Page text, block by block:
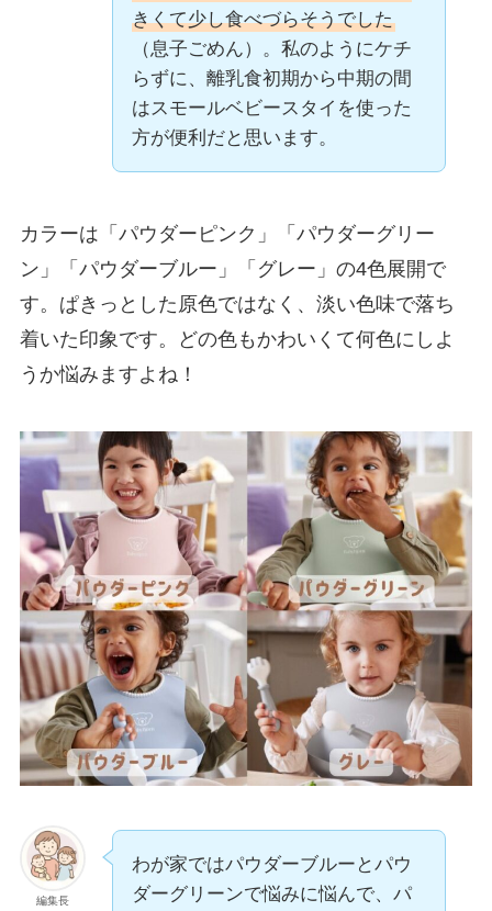
きくて少し食べづらそうでした
（息子ごめん）。私のようにケチ
らずに、離乳食初期から中期の間
はスモールベビースタイを使った
方が便利だと思います。
カラーは「パウダーピンク」「パウダーグリー
ン」「パウダーブルー」「グレー」の4色展開で
す。ぱきっとした原色ではなく、淡い色味で落ち
着いた印象です。どの色もかわいくて何色にしよ
うか悩みますよね！
編集長
わが家ではパウダーブルーとパウ
ダーグリーンで悩みに悩んで、パ